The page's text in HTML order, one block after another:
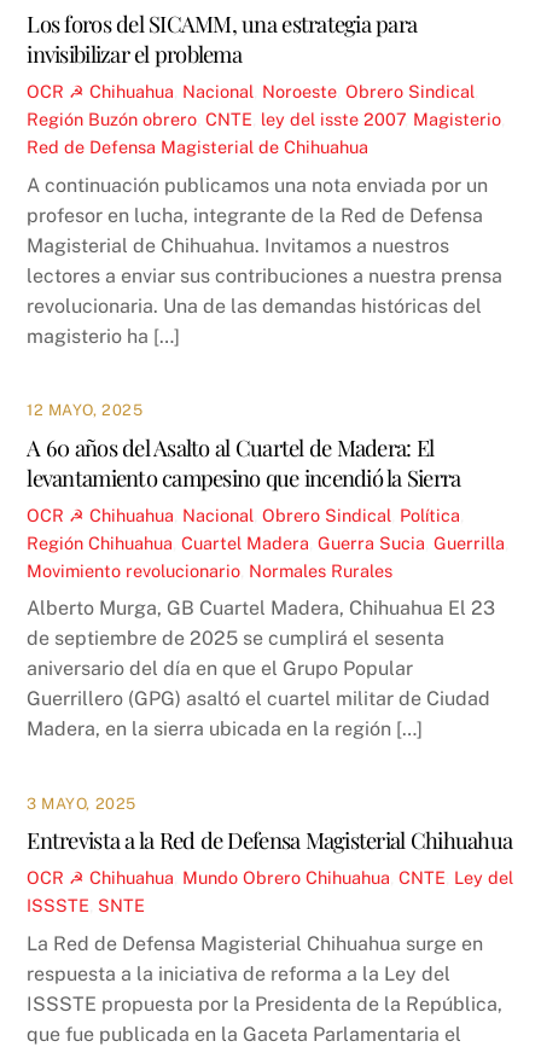
Los foros del SICAMM, una estrategia para
invisibilizar el problema
OCR ☭ Chihuahua Nacional Noroeste ,Obrero Sindical
Región Buzón obrero ,CNTE ley del isste 2007, Magisterio
Red de Defensa Magisterial de Chihuahua
A continuación publicamos una nota enviada por un
profesor en lucha, integrante de la Red de Defensa
Magisterial de Chihuahua. Invitamos a nuestros
lectores a enviar sus contribuciones a nuestra prensa
revolucionaria. Una de las demandas históricas del
magisterio ha […]
12 MAYO, 2025
A 60 años del Asalto al Cuartel de Madera: El
levantamiento campesino que incendió la Sierra
OCR ☭ Chihuahua Nacional ,Obrero Sindical Política
Región Chihuahua ,Cuartel Madera ,Guerra Sucia ,Guerrilla
Movimiento revolucionario Normales Rurales
Alberto Murga, GB Cuartel Madera, Chihuahua El 23
de septiembre de 2025 se cumplirá el sesenta
aniversario del día en que el Grupo Popular
Guerrillero (GPG) asaltó el cuartel militar de Ciudad
Madera, en la sierra ubicada en la región […]
3 MAYO, 2025
Entrevista a la Red de Defensa Magisterial Chihuahua
OCR ☭ Chihuahua Mundo Obrero Chihuahua ,CNTE Ley del
ISSSTE SNTE
La Red de Defensa Magisterial Chihuahua surge en
respuesta a la iniciativa de reforma a la Ley del
ISSSTE propuesta por la Presidenta de la República,
que fue publicada en la Gaceta Parlamentaria el